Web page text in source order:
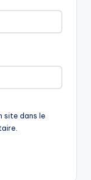
site dans le